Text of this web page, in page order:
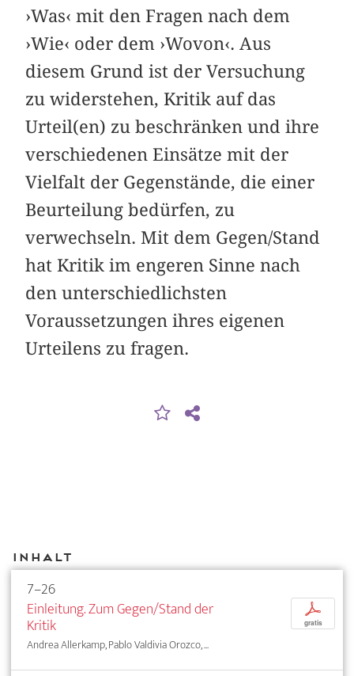
›Was‹ mit den Fragen nach dem
›Wie‹ oder dem ›Wovon‹. Aus
diesem Grund ist der Versuchung
zu widerstehen, Kritik auf das
Urteil(en) zu beschränken und ihre
verschiedenen Einsätze mit der
Vielfalt der Gegenstände, die einer
Beurteilung bedürfen, zu
verwechseln. Mit dem Gegen/Stand
hat Kritik im engeren Sinne nach
den unterschiedlichsten
Voraussetzungen ihres eigenen
Urteilens zu fragen.
Inhalt
7–26
Einleitung. Zum Gegen/Stand der
Kritik
Andrea Allerkamp, Pablo Valdivia Orozco, ...
p
gratis